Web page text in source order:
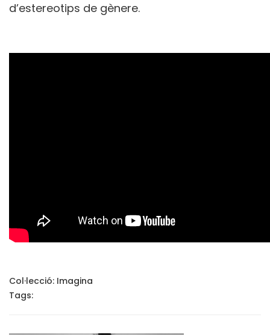
d’estereotips de gènere.
Col·lecció: Imagina
Tags: